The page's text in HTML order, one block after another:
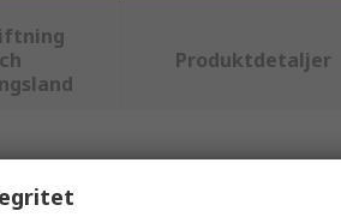
Produktdetaljer